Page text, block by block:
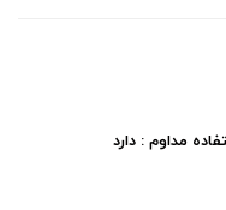
مداوم : دارد